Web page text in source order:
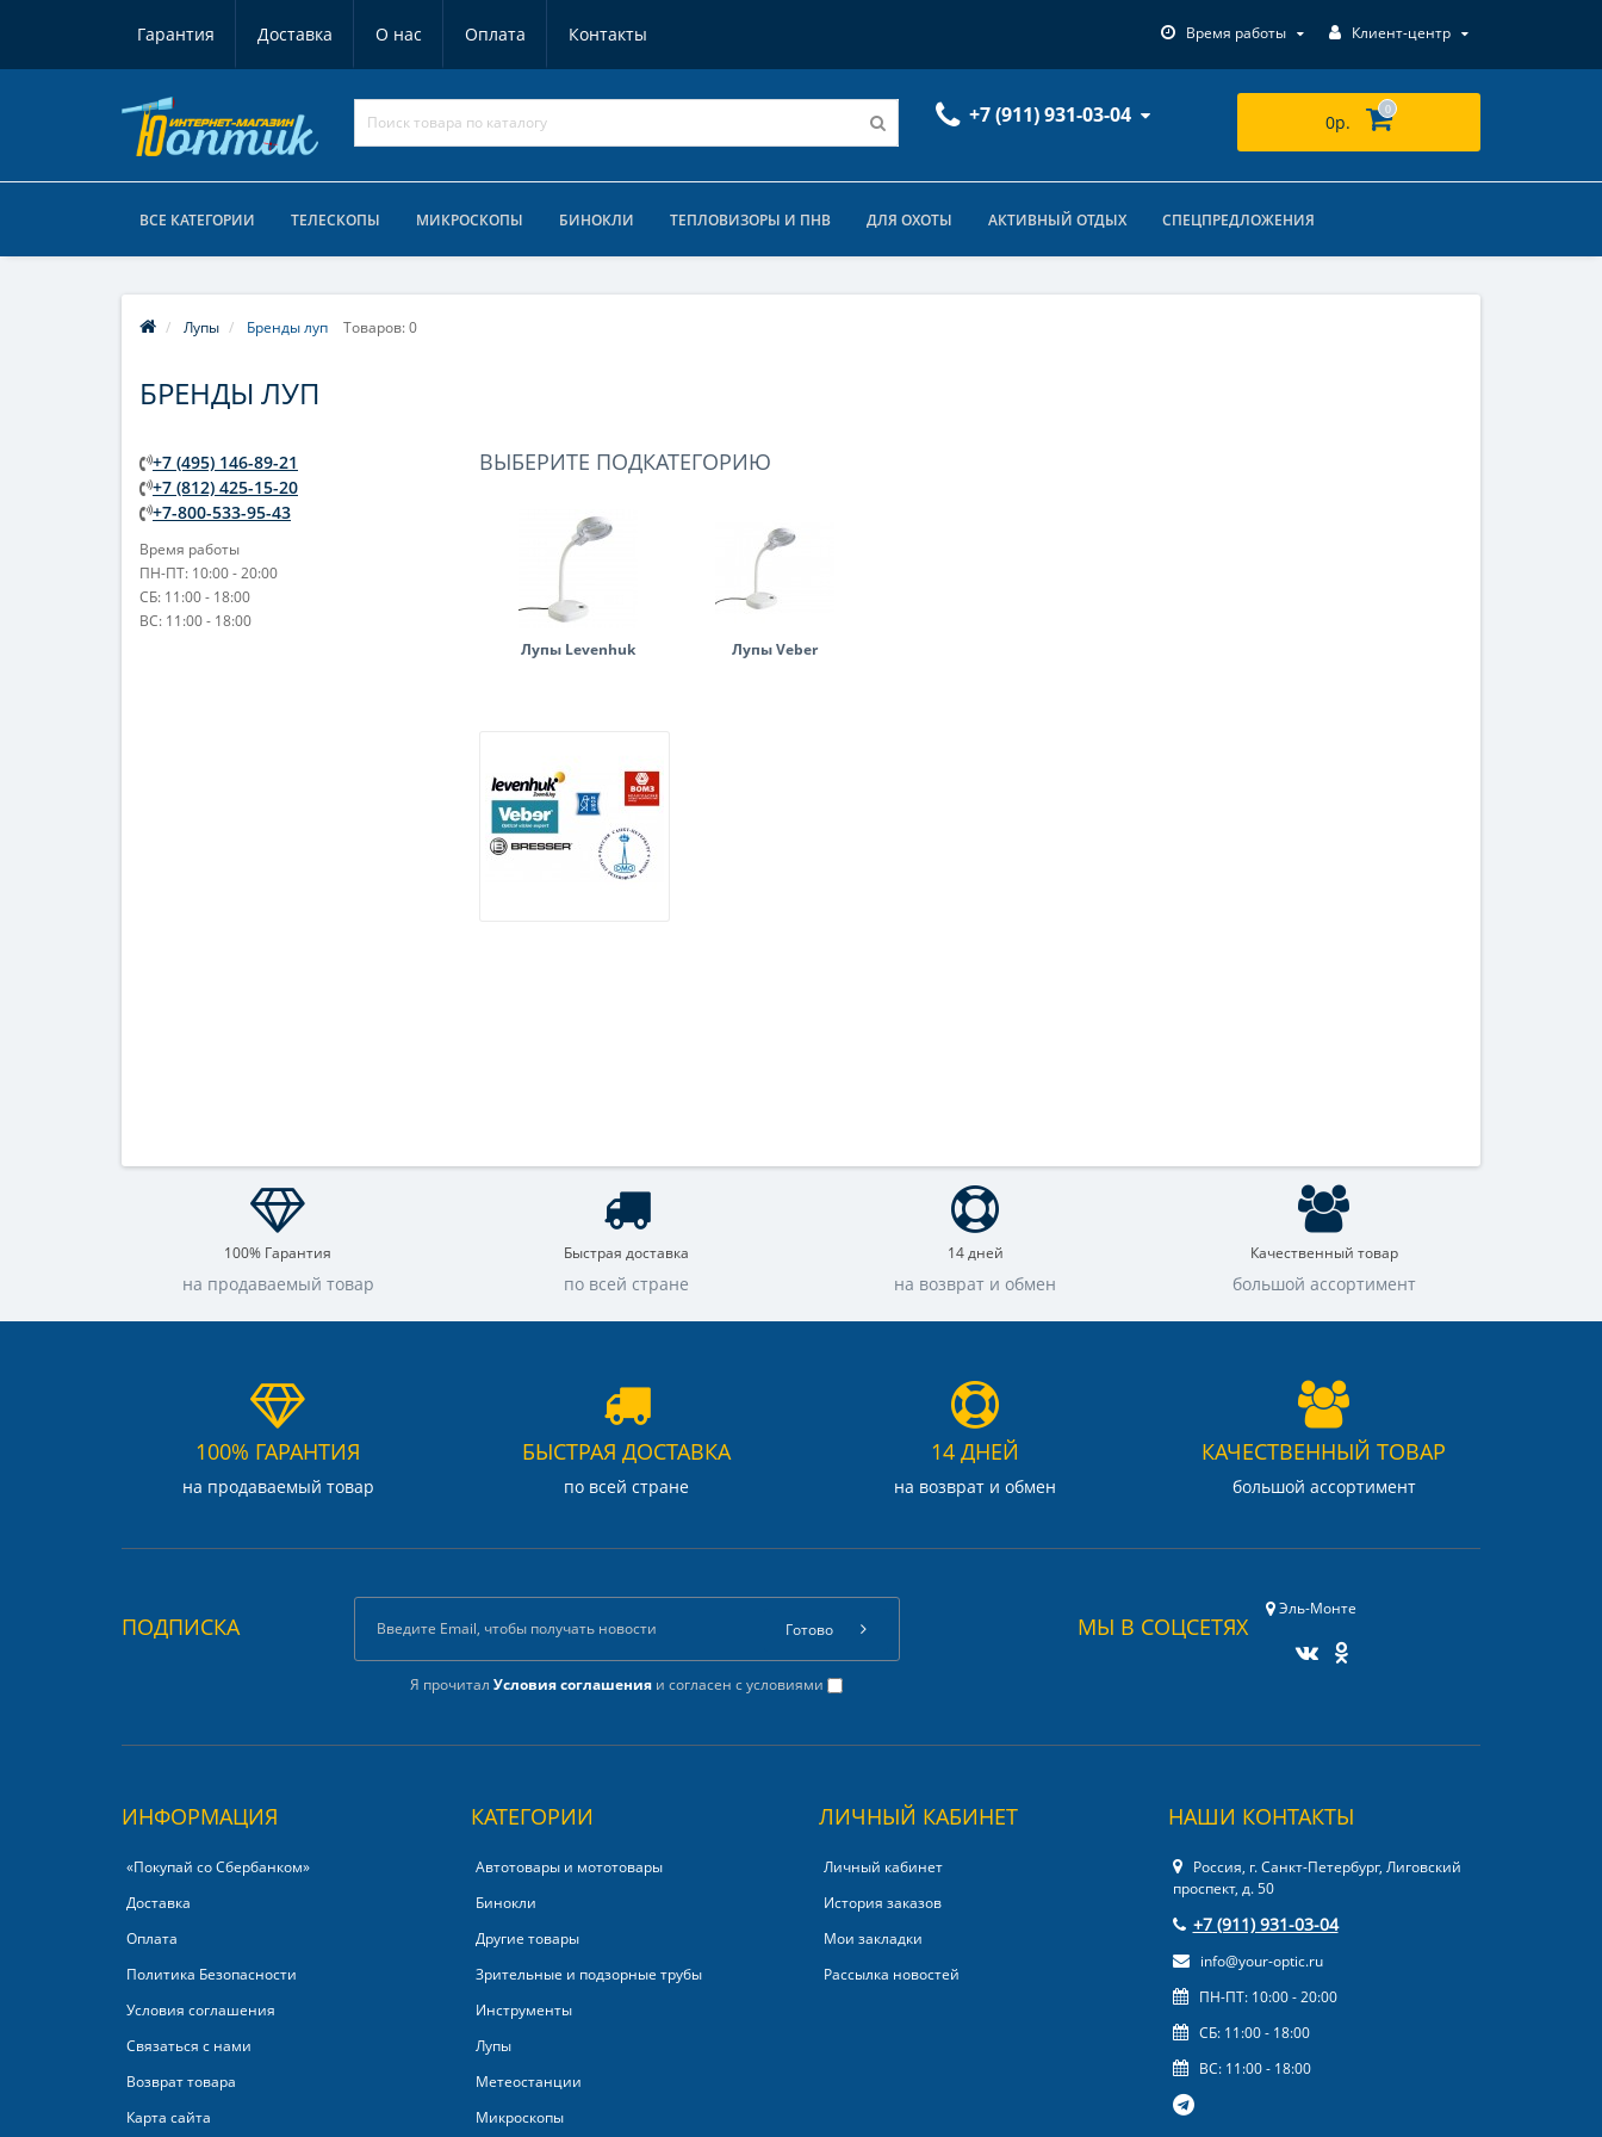
Гарантия Доставка О нас Оплата Контакты Время работы Клиент-центр
+7 (911) 931-03-04 0р.
0
ВСЕ КАТЕГОРИИ ТЕЛЕСКОПЫ МИКРОСКОПЫ БИНОКЛИ ТЕПЛОВИЗОРЫ И ПНВ ДЛЯ ОХОТЫ АКТИВНЫЙ ОТДЫХ СПЕЦПРЕДЛОЖЕНИЯ
Лупы Бренды луп Товаров: 0
БРЕНДЫ ЛУП
+7 (495) 146-89-21
+7 (812) 425-15-20
+7-800-533-95-43
Время работы
ПН-ПТ: 10:00 - 20:00
СБ: 11:00 - 18:00
ВС: 11:00 - 18:00
ВЫБЕРИТЕ ПОДКАТЕГОРИЮ
Лупы Levenhuk Лупы Veber
100% Гарантия
на продаваемый товар
Быстрая доставка
по всей стране
14 дней
на возврат и обмен
Качественный товар
большой ассортимент
100% ГАРАНТИЯ
на продаваемый товар
БЫСТРАЯ ДОСТАВКА
по всей стране
14 ДНЕЙ
на возврат и обмен
КАЧЕСТВЕННЫЙ ТОВАР
большой ассортимент
ПОДПИСКА
Я прочиталУсловия соглашения и согласен с условиями
Готово МЫ В СОЦСЕТЯХ
Эль-Монте
ИНФОРМАЦИЯ
«Покупай со Сбербанком»‎
Доставка
Оплата
Политика Безопасности
Условия соглашения
Связаться с нами
Возврат товара
Карта сайта
КАТЕГОРИИ
Автотовары и мототовары
Бинокли
Другие товары
Зрительные и подзорные трубы
Инструменты
Лупы
Метеостанции
Микроскопы
ЛИЧНЫЙ КАБИНЕТ
Личный кабинет
История заказов
Мои закладки
Рассылка новостей
НАШИ КОНТАКТЫ
Россия, г. Санкт-Петербург, Лиговский
проспект, д. 50
+7 (911) 931-03-04
info@your-optic.ru
ПН-ПТ: 10:00 - 20:00
СБ: 11:00 - 18:00
ВС: 11:00 - 18:00